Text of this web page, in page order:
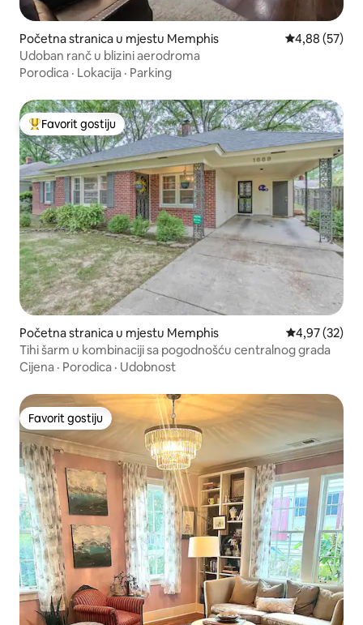
Početna stranica u mjestu Memphis prosječna
4,88 (57)
Udoban ranč u blizini aerodroma
Porodica · Lokacija · Parking
Glavni favorit gostiju
Favorit gostiju
Početna stranica u mjestu Memphis prosječna
4,97 (32)
Tihi šarm u kombinaciji sa pogodnošću centralnog grada
Cijena · Porodica · Udobnost
Favorit gostiju
Favorit gostiju